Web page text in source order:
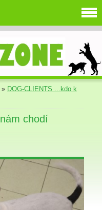
» DOG-CLIENTS ...kdo k
chodí